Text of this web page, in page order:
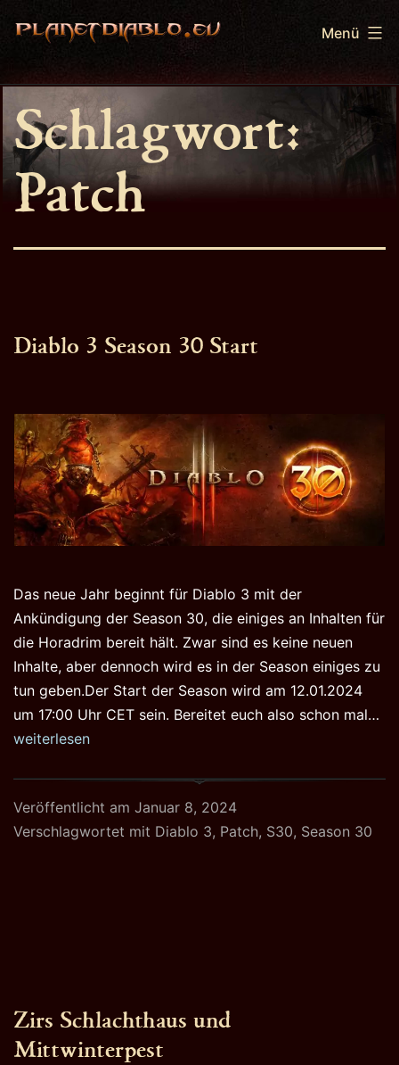
Inhalt
PlanetDiablo.eu
Menü
Schlagwort:
Patch
Diablo 3 Season 30 Start
Das neue Jahr beginnt für Diablo 3 mit der
Ankündigung der Season 30, die einiges an Inhalten für
die Horadrim bereit hält. Zwar sind es keine neuen
Inhalte, aber dennoch wird es in der Season einiges zu
tun geben.Der Start der Season wird am 12.01.2024
um 17:00 Uhr CET sein. Bereitet euch also schon mal…
30
weiterlesen
Veröffentlicht am Januar 8, 2024
Verschlagwortet mit Diablo 3, Patch, S30, Season 30
Zirs Schlachthaus und
Mittwinterpest